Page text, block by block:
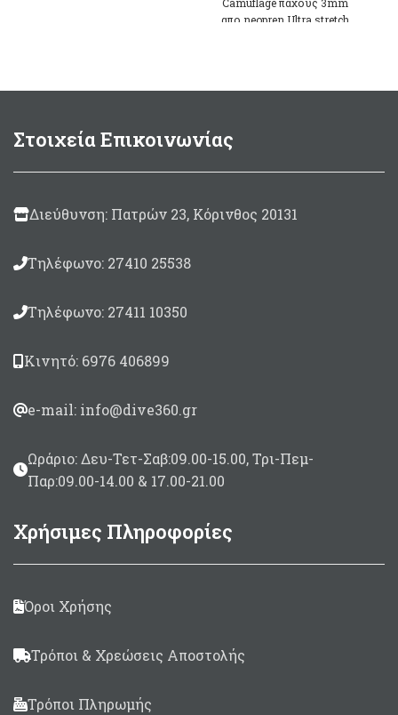
Camuflage πάχους 3mm
απο neopren Ultra stretch
Εύκολο φόρεμα χάρη στην
και οταν τα δάχτυλα είναι
πολύ παγωμένα. Στις
παλάμες και τις άκρες των
Supratex για μεγάλη αντοχή
στην τριβή.
Στοιχεία Επικοινωνίας
Διεύθυνση: Πατρών 23, Κόρινθος 20131
Τηλέφωνο: 27410 25538
Τηλέφωνο: 27411 10350
Κινητό: 6976 406899
e-mail: info@dive360.gr
Ωράριο: Δευ-Τετ-Σαβ:09.00-15.00, Τρι-Πεμ-
Παρ:09.00-14.00 & 17.00-21.00
Χρήσιμες Πληροφορίες
Όροι Χρήσης
Τρόποι & Χρεώσεις Αποστολής
Τρόποι Πληρωμής